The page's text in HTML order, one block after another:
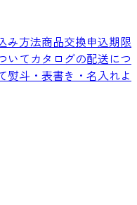
み方法商品交換申込期限
いてカタログの配送につ
熨斗・表書き・名入れよ